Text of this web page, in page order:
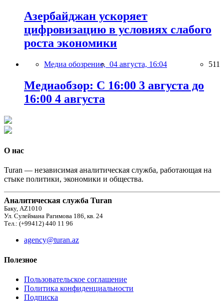
Азербайджан ускоряет
цифровизацию в условиях слабого
роста экономики
Медиа обозрение, 04 августа, 16:04 511
Медиаобзор: С 16:00 3 августа до
16:00 4 августа
О нас
Turan — независимая аналитическая служба, работающая на
стыке политики, экономики и общества.
Аналитическая служба Turan
Баку, AZ1010
Ул. Сулеймана Рагимова 186, кв. 24
Тел.: (+99412) 440 11 96
agency@turan.az
Полезное
Пользовательское соглашение
Политика конфиденциальности
Подписка